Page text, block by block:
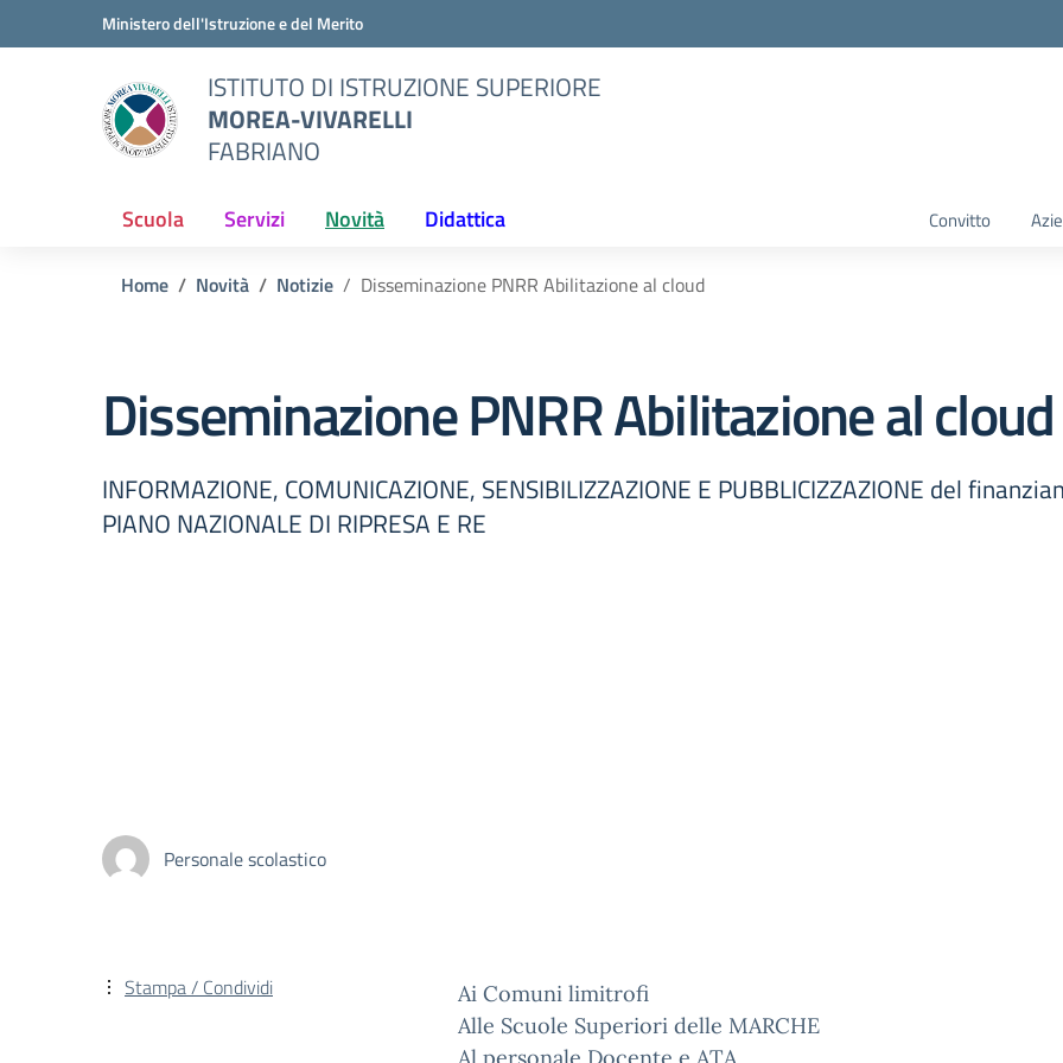
Vai ai contenuti
Vai al menu di navigazioneMinistero dell'Istruzione e del Merito
ISTITUTO DI ISTRUZIONE SUPERIORE
MOREA-VIVARELLI
FABRIANO
Scuola Servizi Novità Didattica Convitto
Home Novità Notizie Disseminazione PNRR Abilitazione al cloud
Disseminazione PNRR Abilitazione al cloud
INFORMAZIONE, COMUNICAZIONE, SENSIBILIZZAZIONE E PUBBLICIZZAZIONE del
PIANO NAZIONALE DI RIPRESA E RE
Personale scolastico
Ai Comuni limitrofi
Alle Scuole Superiori delle MARCHE
Stampa / Condividi